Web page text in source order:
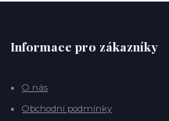
Informace pro zákazníky
O nás
Obchodní podmínky